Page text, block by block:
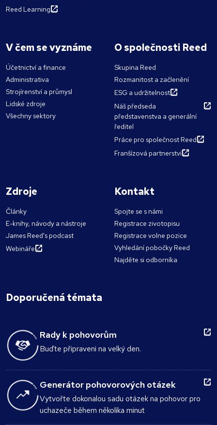
Reed Learning
V čem se vyznáme
Účetnictví a finance
Administrativa
Strojírenství a průmysl
Lidské zdroje
Všechny sektory
O společnosti Reed
Skupina Reed
Rozmanitost a začlenění
ESG a udržitelnost
Náš předseda
představenstva a generální
ředitel
Práce pro společnost Reed
Franšízová partnerství
Zdroje
Články
E-knihy, návody a nástroje
James Reed's podcast
Webináře
Kontakt
Spojte se s námi
Registrace zivotopisu
Registrace volne pozice
Vyhledání pobočky Reed
Najděte si odborníka
Doporučená témata
Rady k pohovorům
Buďte připraveni na velký den.
Generátor pohovorových otázek
Vytvořte dokonalou sadu otázek na pohovor pro
uchazeče během několika minut